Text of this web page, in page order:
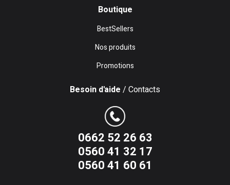
Boutique
BestSellers
Nos produits
Promotions
Besoin d'aide / Contacts
0662 52 26 63
0560 41 32 17
0560 41 60 61